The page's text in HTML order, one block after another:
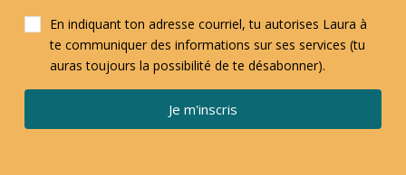
En indiquant ton adresse courriel, tu autorises Laura à
te communiquer des informations sur ses services (tu
auras toujours la possibilité de te désabonner).
Je m'inscris